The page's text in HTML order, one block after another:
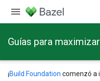
Guías para
¡Build Foundation comenzó a